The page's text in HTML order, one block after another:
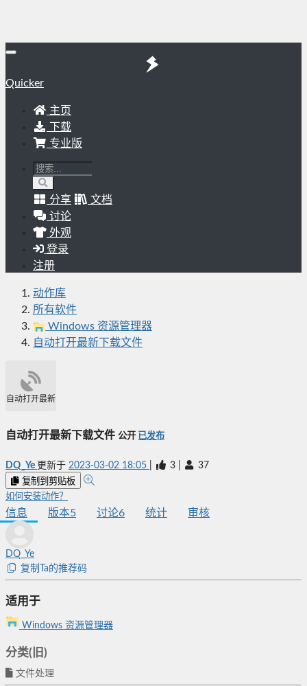
Quicker
主页
下载
专业版
分享
文档
讨论
外观
登录
注册
动作库
所有软件
Windows 资源管理器
自动打开最新下载文件
自动打开最新下载文件
自动打开最新下载文件 公开 已发布
DQ_Ye 更新于 2023-03-02 18:05 3 37
复制到剪贴板
如何安装动作？
信息 版本5 讨论6 统计 审核
DQ_Ye
复制Ta的推荐码
适用于
Windows 资源管理器
分类(旧)
文件处理